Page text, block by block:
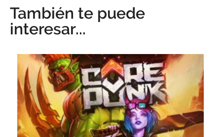
También te puede
interesar...